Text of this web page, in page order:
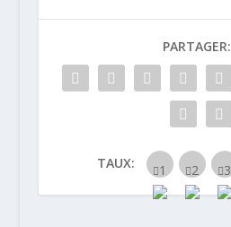
PARTAGER:
TAUX: